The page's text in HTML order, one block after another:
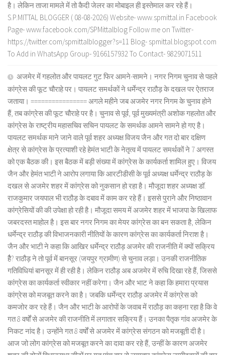
है। लेकिन ताजा मामले में तो कैदी जेलर का मोबाइल ही इस्तेमाल कर रहे हैं।
S.P.MITTAL BLOGGER ( 08-08-2026) Website- www.spmittal.in Facebook
Page- www.facebook.com/SPMittalblog Follow me on Twitter-
https://twitter.com/spmittalblogger?s=11 Blog- spmittal.blogspot.com
To Add in WhatsApp Group- 9166157932 To Contact- 9829071511
अजमेर में गहलोत और पायलट गुट फिर आमने-सामने। नगर निगम चुनाव से पहले
कांग्रेस की फूट चौराहे पर। पायलट समर्थकों ने धर्मेन्द्र राठौड़ के दखल पर ऐतराज
जताया। ================ अगले महीने जब अजमेर नगर निगम के चुनाव होने
हैं, तब कांग्रेस की फूट चौराहे पर है। चुनाव से पूर्व, पूर्व मुख्यमंत्री अशोक गहलोत और
कांग्रेस के राष्ट्रीय महासचिव सचिन पायलट के समर्थक आमने सामने हो गए है।
पायलट समर्थक माने जाने वाले पूर्व शहर अध्यक्ष विजय जैन और गत दो बार दक्षिण
क्षेत्र से कांग्रेस के प्रत्याशी रहे हेमंत भाटी के नेतृत्व में पायलट समर्थकों ने 7 अगस्त
को एक बैठक की। इस बैठक में बड़ी संख्या में कांग्रेस के कार्यकर्ता शामिल हुए। विजय
जैन और हेमंत भाटी ने आरोप लगाया कि आरटीडीसी के पूर्व अध्यक्ष धर्मेन्द्र राठौड़ के
दखल से अजमेर शहर में कांग्रेस को नुकसान हो रहा है। मौजूदा शहर अध्यक्ष डॉ.
राजकुमार जयपाल भी राठौड़ के दबाव में काम कर रहे हैं। इससे पुराने और निष्ठावान
कांग्रेसियों की की उपेक्षा हो रही है। मौजूदा समय में अजमेर शहर में भाजपा के खिलाफ
जबरदस्त माहोल है। इस बार नगर निगम का मेयर कांग्रेस का बन सकता है, लेकिन
धर्मेन्द्र राठौड़ की विभाजनकारी नीतियों के कारण कांग्रेस का कार्यकर्ता निराश है।
जैन और भाटी ने कहा कि आखिर धर्मेन्द्र राठौड़ अजमेर की राजनीति में क्यों सक्रिय
हैै? राठौड़ ने तो पूर्व में बानसूर (जयपुर ग्रामीण) से चुनाव लड़ा। उनकी राजनीतिक
गतिविधियां बानसूर में ही रही है। लेकिन राठौड़ अब अजमेर में रुचि दिखा रहे हैं, जिससे
कांग्रेस का कार्यकर्ता स्वीकार नहीं करेगा। जैन और भाट ने कहा कि हमारा प्रयास
कांग्रेस को मजबूत करने का है। जबकि धर्मेन्द्र राठौड़ अजमेर में कांग्रेस को
कमजोर कर रहे हैं। जैन और भाटी के आरोपों के जवाब में राठौड़ का कहना रहा है कि वे
गत 8 वर्षों से अजमेर की राजनीति में लगातार सक्रिय हैं। उनका पैतृक गांव अजमेर के
निकट नांद है। उन्होंने गत 8 वर्षों से अजमेर में कांग्रेस संगठन को मजबूती दी है।
आज जो लोग कांग्रेस को मजबूत करने का दावा कर रहे हैं, उन्हीं के कारण अजमेर